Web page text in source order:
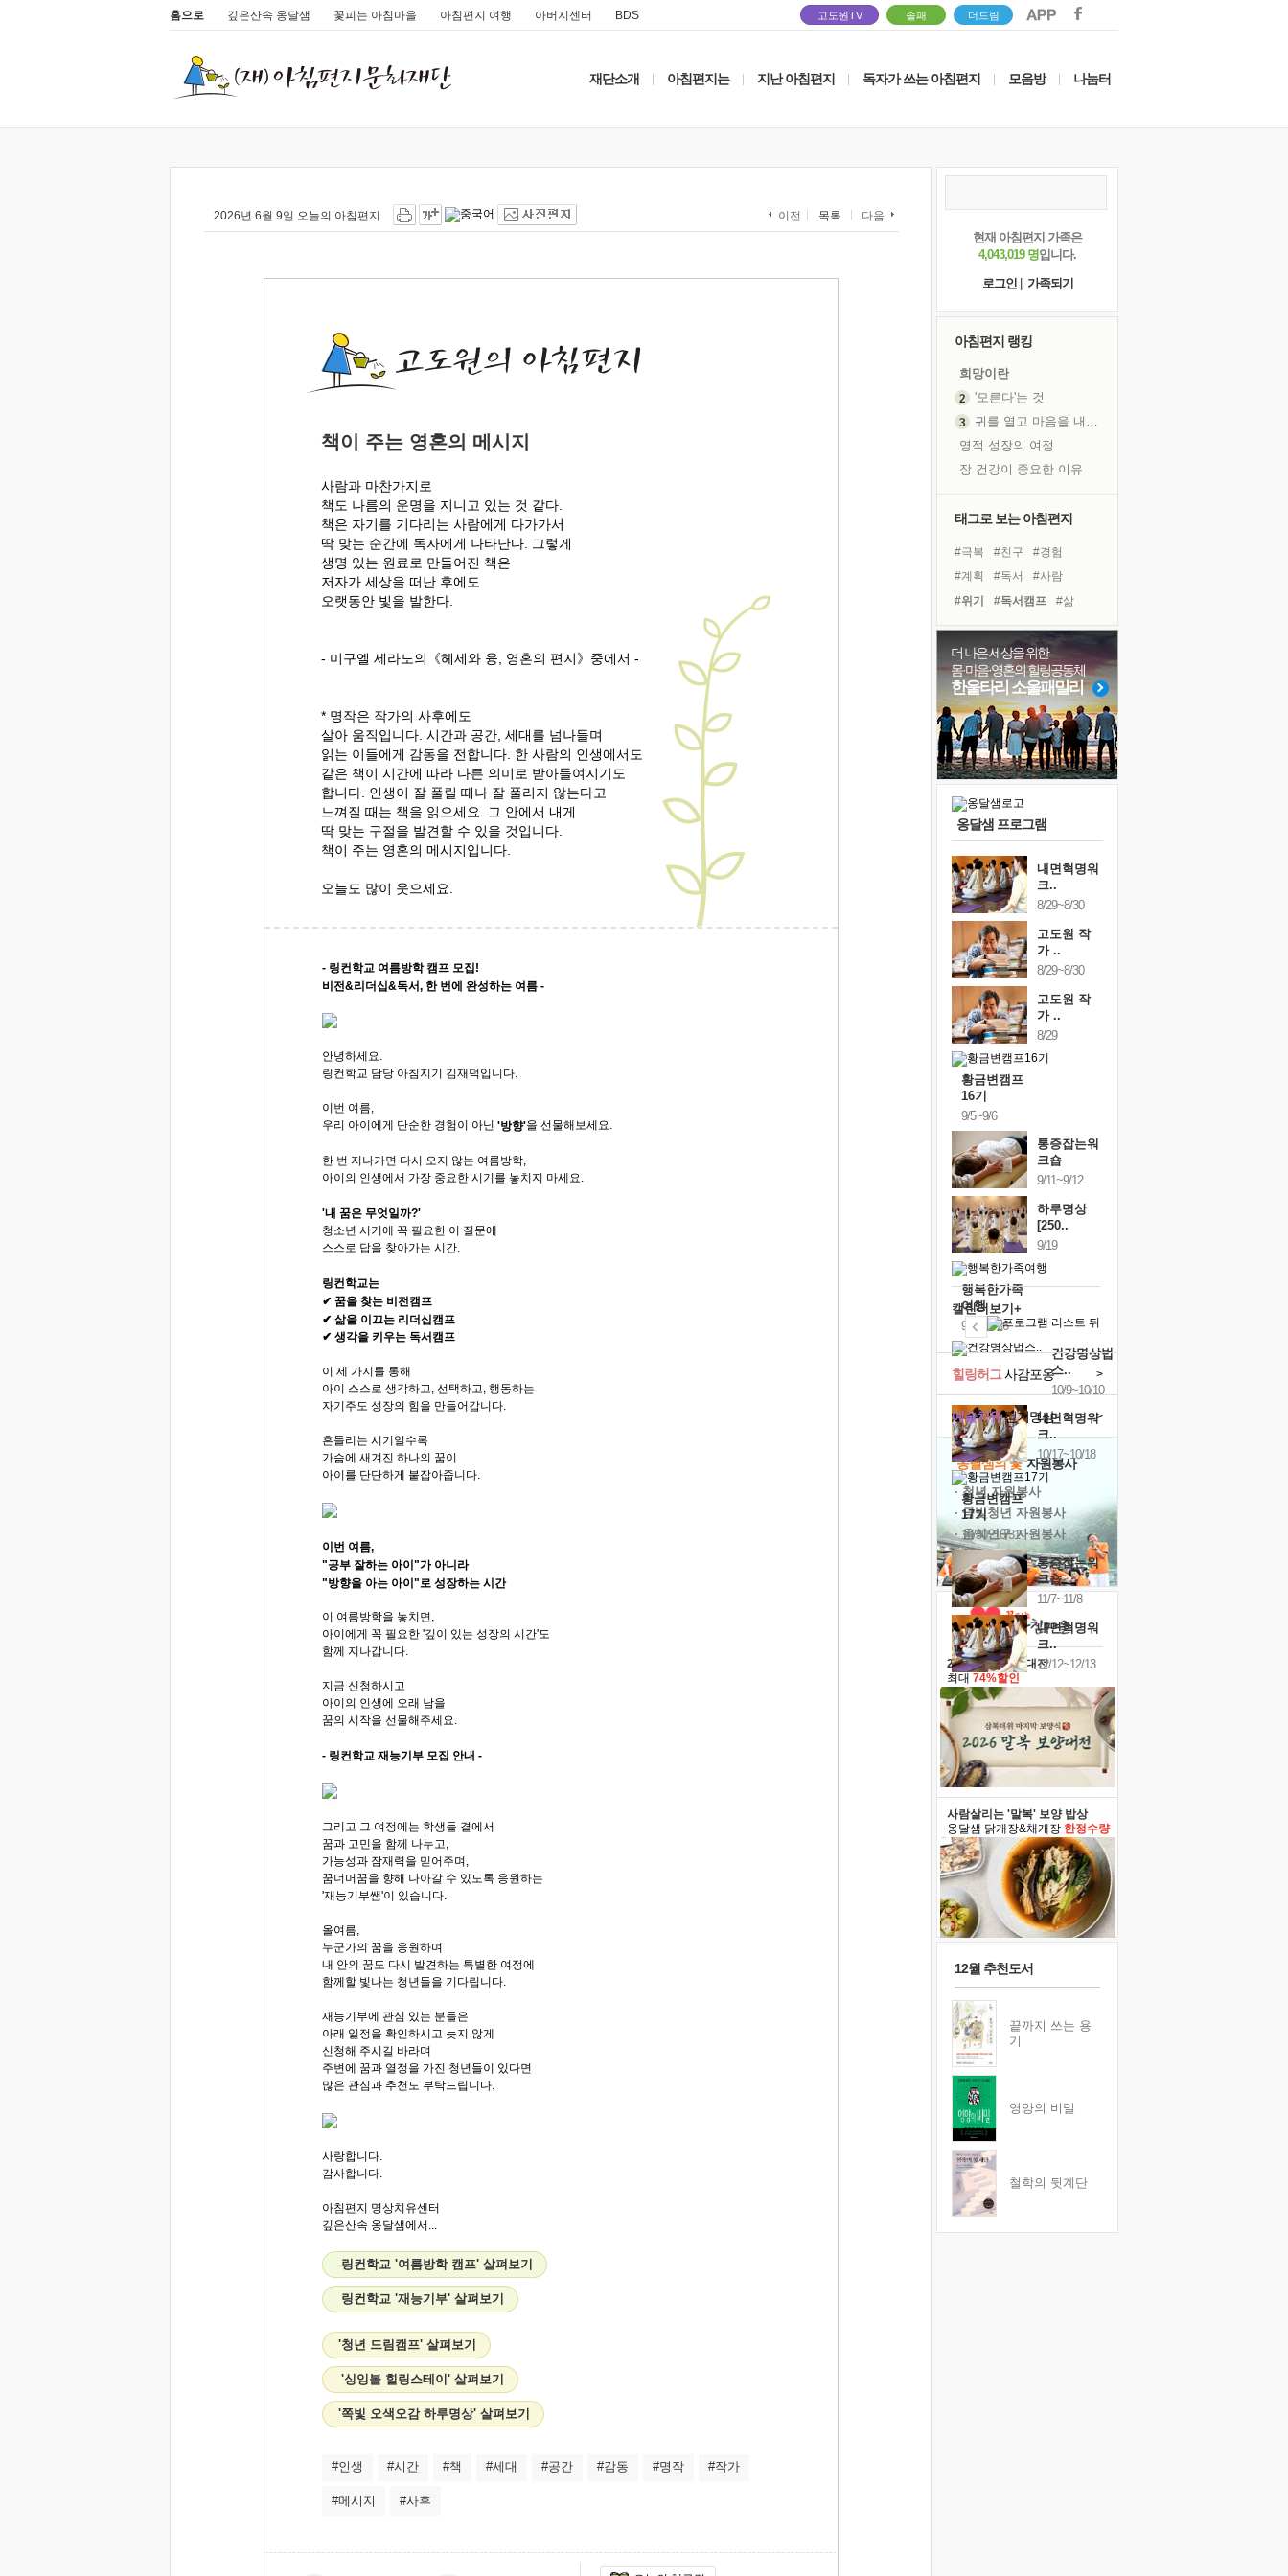
홈으로 깊은산속 옹달샘 꽃피는 아침마을 아침편지 여행 아버지센터 BDS 고도원TV 솔패 더드림
재단소개 아침편지는 지난 아침편지 독자가 쓰는 아침편지 모음방 나눔터
2026년 6월 9일 오늘의 아침편지 이전 목록 다음
책이 주는 영혼의 메시지
사람과 마찬가지로
책도 나름의 운명을 지니고 있는 것 같다.
책은 자기를 기다리는 사람에게 다가가서
딱 맞는 순간에 독자에게 나타난다. 그렇게
생명 있는 원료로 만들어진 책은
저자가 세상을 떠난 후에도
오랫동안 빛을 발한다.
- 미구엘 세라노의《헤세와 융, 영혼의 편지》중에서 -
* 명작은 작가의 사후에도
살아 움직입니다. 시간과 공간, 세대를 넘나들며
읽는 이들에게 감동을 전합니다. 한 사람의 인생에서도
같은 책이 시간에 따라 다른 의미로 받아들여지기도
합니다. 인생이 잘 풀릴 때나 잘 풀리지 않는다고
느껴질 때는 책을 읽으세요. 그 안에서 내게
딱 맞는 구절을 발견할 수 있을 것입니다.
책이 주는 영혼의 메시지입니다.
오늘도 많이 웃으세요.
- 링컨학교 여름방학 캠프 모집!
비전&리더십&독서, 한 번에 완성하는 여름 -
안녕하세요.
링컨학교 담당 아침지기 김재덕입니다.
이번 여름,
우리 아이에게 단순한 경험이 아닌 '방향'을 선물해보세요.
한 번 지나가면 다시 오지 않는 여름방학,
아이의 인생에서 가장 중요한 시기를 놓치지 마세요.
'내 꿈은 무엇일까?'
청소년 시기에 꼭 필요한 이 질문에
스스로 답을 찾아가는 시간.
링컨학교는
✔ 꿈을 찾는 비전캠프
✔ 삶을 이끄는 리더십캠프
✔ 생각을 키우는 독서캠프
이 세 가지를 통해
아이 스스로 생각하고, 선택하고, 행동하는
자기주도 성장의 힘을 만들어갑니다.
흔들리는 시기일수록
가슴에 새겨진 하나의 꿈이
아이를 단단하게 붙잡아줍니다.
이번 여름,
"공부 잘하는 아이"가 아니라
"방향을 아는 아이"로 성장하는 시간
이 여름방학을 놓치면,
아이에게 꼭 필요한 '깊이 있는 성장의 시간'도
함께 지나갑니다.
지금 신청하시고
아이의 인생에 오래 남을
꿈의 시작을 선물해주세요.
- 링컨학교 재능기부 모집 안내 -
그리고 그 여정에는 학생들 곁에서
꿈과 고민을 함께 나누고,
가능성과 잠재력을 믿어주며,
꿈너머꿈을 향해 나아갈 수 있도록 응원하는
'재능기부쌤'이 있습니다.
올여름,
누군가의 꿈을 응원하며
내 안의 꿈도 다시 발견하는 특별한 여정에
함께할 빛나는 청년들을 기다립니다.
재능기부에 관심 있는 분들은
아래 일정을 확인하시고 늦지 않게
신청해 주시길 바라며
주변에 꿈과 열정을 가진 청년들이 있다면
많은 관심과 추천도 부탁드립니다.
사랑합니다.
감사합니다.
아침편지 명상치유센터
깊은산속 옹달샘에서...
링컨학교 '여름방학 캠프' 살펴보기
링컨학교 '재능기부' 살펴보기
'청년 드림캠프' 살펴보기
'싱잉볼 힐링스테이' 살펴보기
'쪽빛 오색오감 하루명상' 살펴보기
#인생 #시간 #책 #세대 #공간 #감동 #명작 #작가
#메시지 #사후
현재 아침편지 가족은
4,043,019 명입니다.
로그인
가족되기
아침편지 랭킹
희망이란
'모른다'는 것
귀를 열고 마음을 내어주고
영적 성장의 여정
장 건강이 중요한 이유
흙이 된 몸으로 출근하는 여자
꿈이 실제가 되는 것
'말 타는 법'을 먼저
졸업식 사진을 보며
극심한 변비, 어깨결림, 수면 장애
아픈 아버지를 위한 공간 설계
슬럼프
보고 싶은 어머니
못된 꼰대들
태그로 보는 아침편지
#극복 #친구
#경험
#계획
#독서
#사람
#위기
#독서캠프
#삶
#나눔
#희망
#명상
#면역력
#선택
#도움
#리더
#비전캠프
#유튜브
#건강
#다짐
#바이러스
#힐링
더 나은 세상을 위한
몸·마음·영혼의 힐링공동체
한울타리 소울패밀리
옹달샘 프로그램
내면혁명워
크..
8/29~8/30
고도원 작
가 ..
8/29~8/30
고도원 작
가 ..
8/29
황금변캠프
16기
9/5~9/6
통증잡는워
크숍
9/11~9/12
하루명상
[250..
9/19
행복한가족
여행
9/24~9/26
건강명상법
스..
10/9~10/10
내면혁명워
크..
10/17~10/18
황금변캠프
17기
10/30~10/31
통증잡는워
크숍
11/7~11/8
내면혁명워
크..
12/12~12/13
캘린더보기+
예술치유걷기명상 >
힐링허그사감포옹 >
'옹달샘의 꽃'자원봉사
· 청년 자원봉사
· 금빛청년 자원봉사
· 음식연구 자원봉사
2026 말복 보양대전
최대 74%할인
사람살리는 '말복' 보양 밥상
옹달샘 닭개장&채개장 한정수량
12월 추천도서
끝까지 쓰는 용
기
영양의 비밀
철학의 뒷계단